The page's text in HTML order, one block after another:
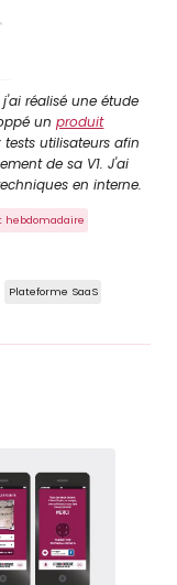
réalisé une étude
unproduit
utilisateurs afin
de sa V1. J'ai
en interne.
hebdomadaire
Plateforme SaaS